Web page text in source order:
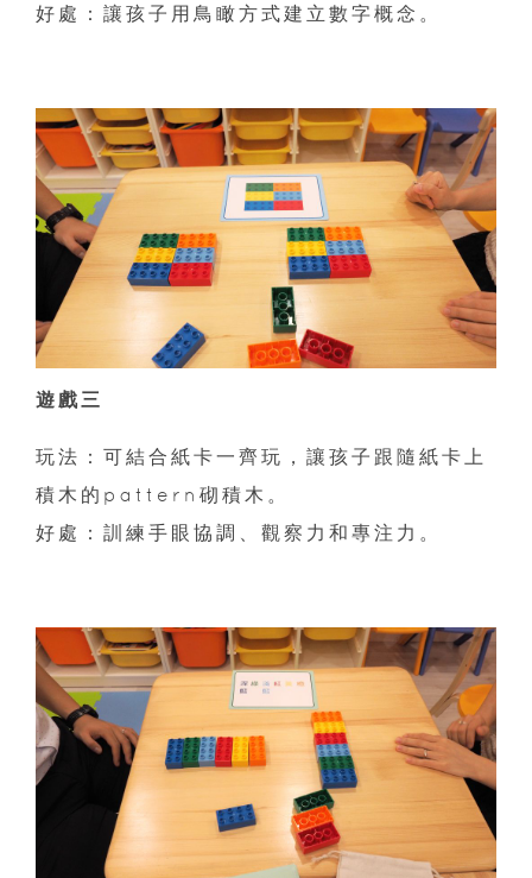
好處：讓孩子用鳥瞰方式建立數字概念。
遊戲三
玩法：可結合紙卡一齊玩，讓孩子跟隨紙卡上
積木的pattern砌積木。
好處：訓練手眼協調、觀察力和專注力。